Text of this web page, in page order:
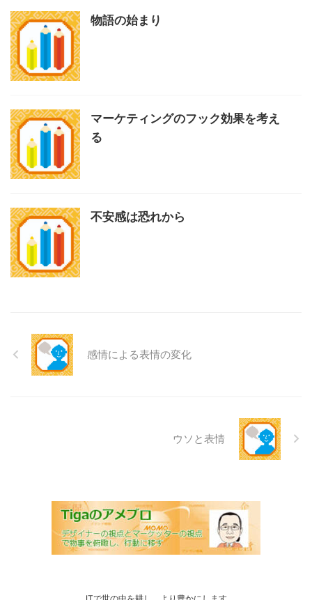
物語の始まり
マーケティングのフック効果を考え
る
不安感は恐れから
感情による表情の変化
ウソと表情